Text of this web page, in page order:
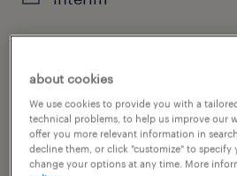
job category
manufacturing &
about cookies
We use cookies to provide you with a
technical problems, to help us improve our
offer you more relevant information in
decline them, or click "customize" to specify
change your options at any time. More